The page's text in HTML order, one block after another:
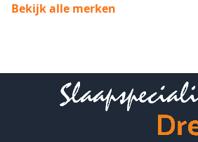
Bekijk alle merken